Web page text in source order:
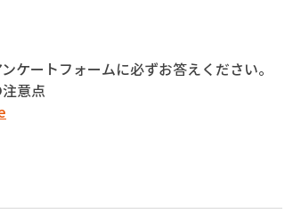
ケートフォームに必ずお答えください。
意点